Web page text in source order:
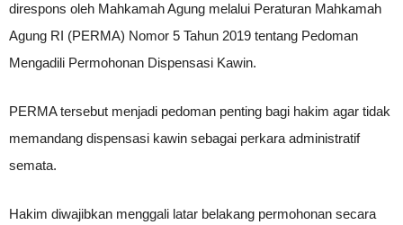
direspons oleh Mahkamah Agung melalui Peraturan Mahkamah
Agung RI (PERMA) Nomor 5 Tahun 2019 tentang Pedoman
Mengadili Permohonan Dispensasi Kawin.
PERMA tersebut menjadi pedoman penting bagi hakim agar tidak
memandang dispensasi kawin sebagai perkara administratif
semata.
Hakim diwajibkan menggali latar belakang permohonan secara